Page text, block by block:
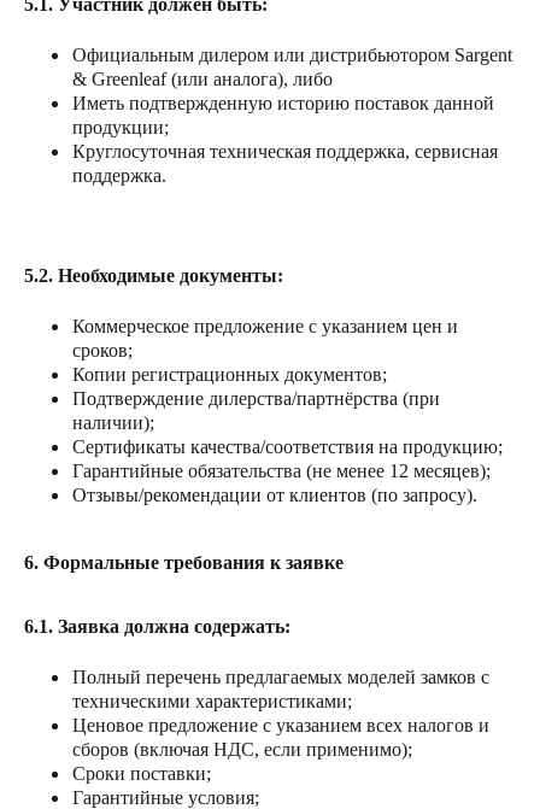
5.1. Участник должен быть:
Официальным дилером или дистрибьютором Sargent
& Greenleaf (или аналога), либо
Иметь подтвержденную историю поставок данной
продукции;
Круглосуточная техническая поддержка, сервисная
поддержка.
5.2. Необходимые документы:
Коммерческое предложение с указанием цен и
сроков;
Копии регистрационных документов;
Подтверждение дилерства/партнёрства (при
наличии);
Сертификаты качества/соответствия на продукцию;
Гарантийные обязательства (не менее 12 месяцев);
Отзывы/рекомендации от клиентов (по запросу).
6. Формальные требования к заявке
6.1. Заявка должна содержать:
Полный перечень предлагаемых моделей замков с
техническими характеристиками;
Ценовое предложение с указанием всех налогов и
сборов (включая НДС, если применимо);
Сроки поставки;
Гарантийные условия;